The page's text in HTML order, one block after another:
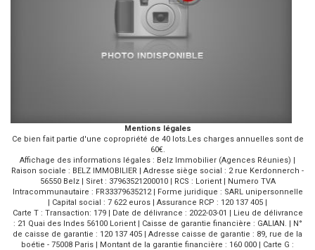
Mentions légales
Ce bien fait partie d'une copropriété de 40 lots.Les charges annuelles sont de
60€.
Affichage des informations légales : Belz Immobilier (Agences Réunies) |
Raison sociale : BELZ IMMOBILIER | Adresse siège social : 2 rue Kerdonnerch -
56550 Belz | Siret : 37963521200010 | RCS : Lorient | Numero TVA
Intracommunautaire : FR33379635212 | Forme juridique : SARL unipersonnelle
| Capital social : 7 622 euros | Assurance RCP : 120 137 405 |
Carte T : Transaction: 179 | Date de délivrance : 2022-03-01 | Lieu de délivrance
: 21 Quai des Indes 56100 Lorient | Caisse de garantie financière : GALIAN. | N°
de caisse de garantie : 120 137 405 | Adresse caisse de garantie : 89, rue de la
boétie - 75008 Paris | Montant de la garantie financière : 160 000 | Carte G :